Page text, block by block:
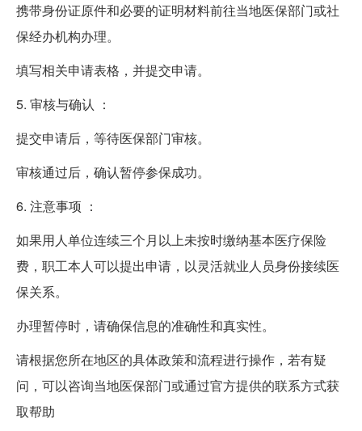
携带身份证原件和必要的证明材料前往当地医保部门或社
保经办机构办理。
填写相关申请表格，并提交申请。
5. 审核与确认 ：
提交申请后，等待医保部门审核。
审核通过后，确认暂停参保成功。
6. 注意事项 ：
如果用人单位连续三个月以上未按时缴纳基本医疗保险
费，职工本人可以提出申请，以灵活就业人员身份接续医
保关系。
办理暂停时，请确保信息的准确性和真实性。
请根据您所在地区的具体政策和流程进行操作，若有疑
问，可以咨询当地医保部门或通过官方提供的联系方式获
取帮助